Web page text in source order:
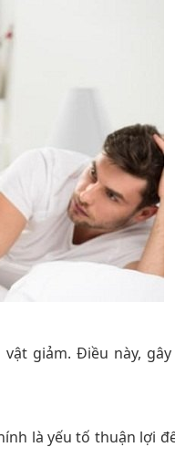
giảm. Điều này,
là yếu tố thuận lợi